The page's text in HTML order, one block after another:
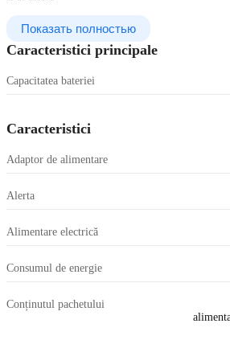
Показать полностью
Caracteristici principale
Capacitatea bateriei
Caracteristici
Adaptor de alimentare
Alerta
Alimentare electrică
Consumul de energie
Conținutul pachetului